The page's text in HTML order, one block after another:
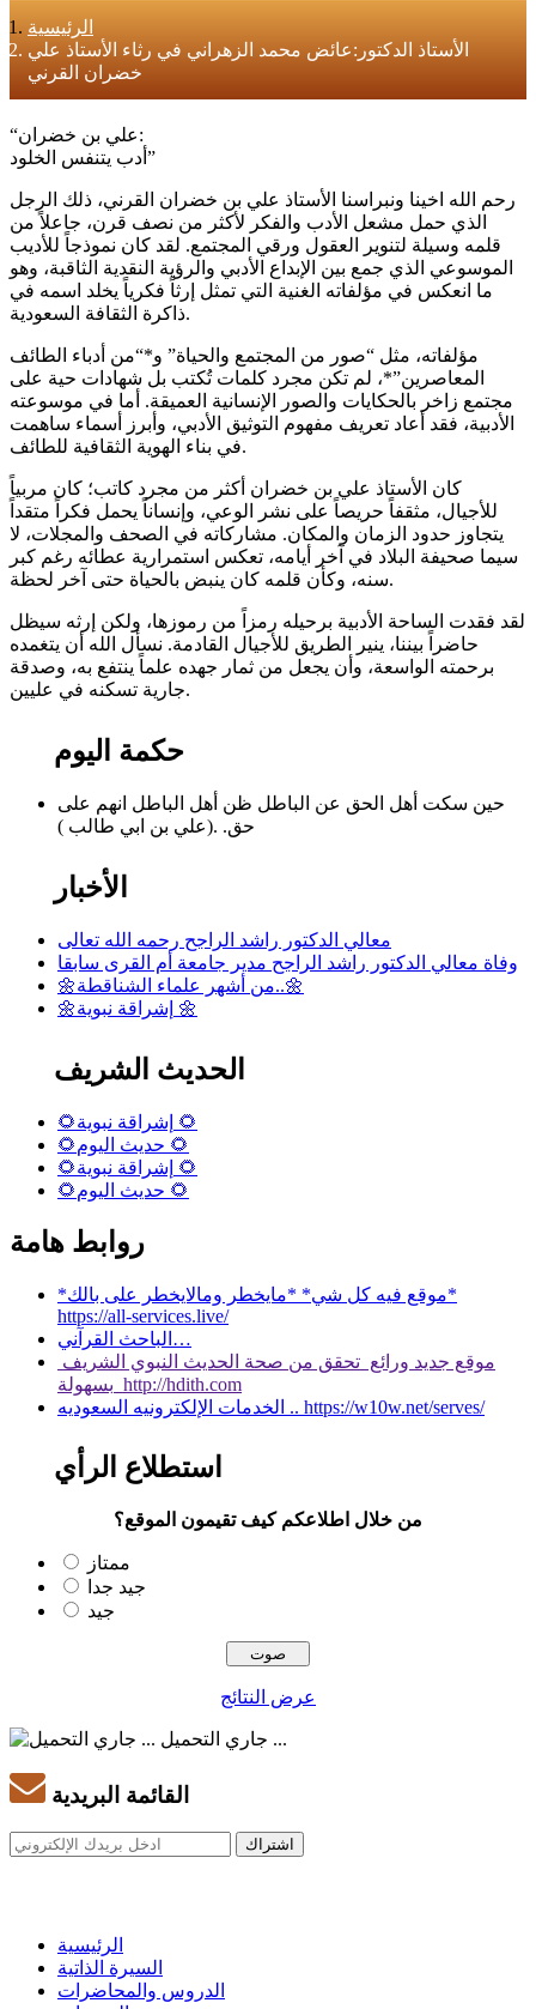
الرئيسية
الأستاذ الدكتور:عائض محمد الزهراني في رثاء الأستاذ علي
خضران القرني
“علي بن خضران:
أدب يتنفس الخلود”
رحم الله اخينا ونبراسنا الأستاذ علي بن خضران القرني، ذلك الرجل
الذي حمل مشعل الأدب والفكر لأكثر من نصف قرن، جاعلاً من
قلمه وسيلة لتنوير العقول ورقي المجتمع. لقد كان نموذجاً للأديب
الموسوعي الذي جمع بين الإبداع الأدبي والرؤية النقدية الثاقبة، وهو
ما انعكس في مؤلفاته الغنية التي تمثل إرثاً فكرياً يخلد اسمه في
ذاكرة الثقافة السعودية.
مؤلفاته، مثل “صور من المجتمع والحياة” و*“من أدباء الطائف
المعاصرين”*، لم تكن مجرد كلمات تُكتب بل شهادات حية على
مجتمع زاخر بالحكايات والصور الإنسانية العميقة. أما في موسوعته
الأدبية، فقد أعاد تعريف مفهوم التوثيق الأدبي، وأبرز أسماء ساهمت
في بناء الهوية الثقافية للطائف.
كان الأستاذ علي بن خضران أكثر من مجرد كاتب؛ كان مربياً
للأجيال، مثقفاً حريصاً على نشر الوعي، وإنساناً يحمل فكراً متقداً
يتجاوز حدود الزمان والمكان. مشاركاته في الصحف والمجلات، لا
سيما صحيفة البلاد في آخر أيامه، تعكس استمرارية عطائه رغم كبر
سنه، وكأن قلمه كان ينبض بالحياة حتى آخر لحظة.
لقد فقدت الساحة الأدبية برحيله رمزاً من رموزها، ولكن إرثه سيظل
حاضراً بيننا، ينير الطريق للأجيال القادمة. نسأل الله أن يتغمده
برحمته الواسعة، وأن يجعل من ثمار جهده علماً ينتفع به، وصدقة
جارية تسكنه في عليين.
حكمة اليوم
حين سكت أهل الحق عن الباطل ظن أهل الباطل انهم على
حق. .(علي بن ابي طالب )
الأخبار
معالي الدكتور راشد الراجح رحمه الله تعالى
وفاة معالي الدكتور راشد الراجح مدير جامعة أم القرى سابقا
🌼من أشهر علماء الشناقطة..🌼
🌼إشراقة نبوية 🌼
الحديث الشريف
🌻إشراقة نبوية 🌻
🌻حديث اليوم 🌻
🌻إشراقة نبوية 🌻
🌻حديث اليوم 🌻
روابط هامة
*موقع فيه كل شي* *مايخطر ومالايخطر على بالك*
https://all-services.live/
الباحث القرآني…
موقع جديد ورائع تحقق من صحة الحديث النبوي الشريف
بسهولة http://hdith.com
الخدمات الإلكترونيه السعوديه .. https://w10w.net/serves/
استطلاع الرأي
من خلال اطلاعكم كيف تقيمون الموقع؟
ممتاز
جيد جدا
جيد
عرض النتائج
جاري التحميل ...
القائمة البريدية
الرئيسية
السيرة الذاتية
الدروس والمحاضرات